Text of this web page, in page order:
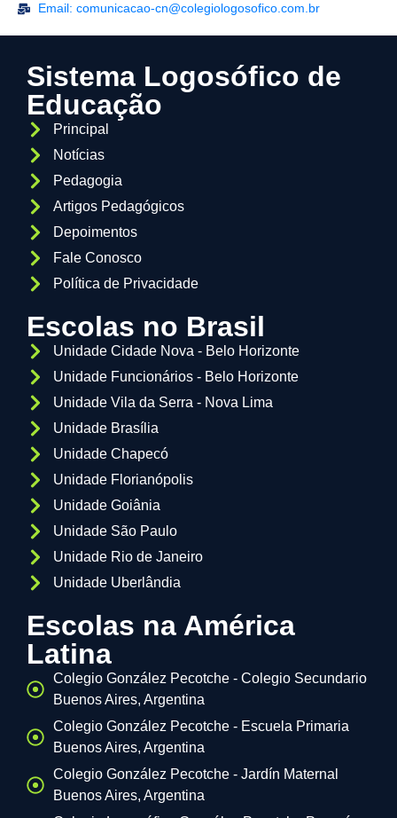
Email: comunicacao-cn@colegiologosofico.com.br
Sistema Logosófico de
Educação
Principal
Notícias
Pedagogia
Artigos Pedagógicos
Depoimentos
Fale Conosco
Política de Privacidade
Escolas no Brasil
Unidade Cidade Nova - Belo Horizonte
Unidade Funcionários - Belo Horizonte
Unidade Vila da Serra - Nova Lima
Unidade Brasília
Unidade Chapecó
Unidade Florianópolis
Unidade Goiânia
Unidade São Paulo
Unidade Rio de Janeiro
Unidade Uberlândia
Escolas na América
Latina
Colegio González Pecotche - Colegio Secundario
Buenos Aires, Argentina
Colegio González Pecotche - Escuela Primaria
Buenos Aires, Argentina
Colegio González Pecotche - Jardín Maternal
Buenos Aires, Argentina